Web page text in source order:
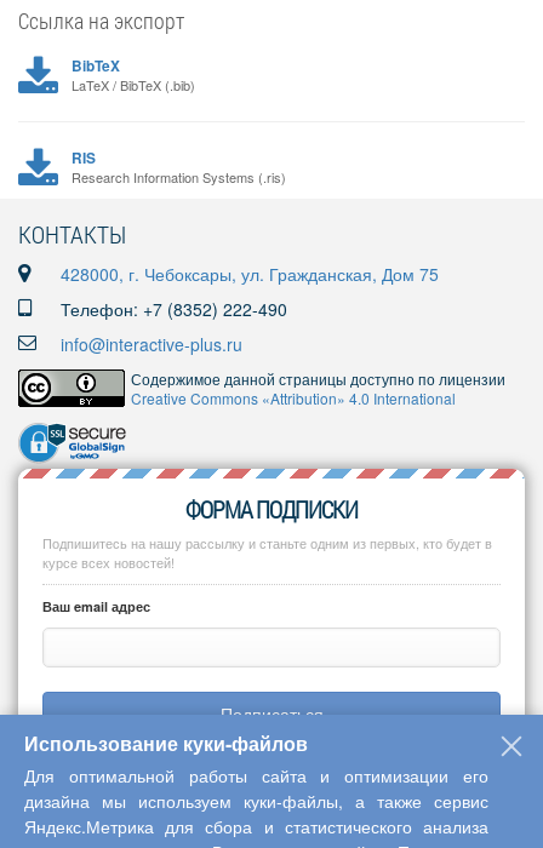
Ссылка на экспорт
BibTeX
LaTeX / BibTeX (.bib)
RIS
Research Information Systems (.ris)
КОНТАКТЫ
428000, г. Чебоксары, ул. Гражданская, Дом 75
Телефон: +7 (8352) 222-490
info@interactive-plus.ru
Содержимое данной страницы доступно по лицензии
Creative Commons «Attribution» 4.0 International
ФОРМА ПОДПИСКИ
Подпишитесь на нашу рассылку и станьте одним из первых, кто будет в
курсе всех новостей!
Ваш email адрес
Подписаться
Copyright © 2013-2026 Центр научного сотрудничества «Интерактив
Использование куки-файлов
Для оптимальной работы сайта и оптимизации его
дизайна мы используем куки-файлы, а также сервис
Яндекс.Метрика для сбора и статистического анализа